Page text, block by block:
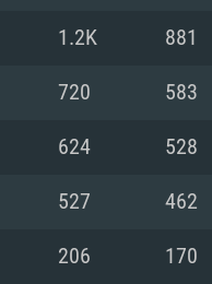
10/11
Core i5 또는
이상
OS Big Sur
i7 (Intel
20.04 64bit
Core i7
1.2K 881
720 583
624 528
527 462
206 170